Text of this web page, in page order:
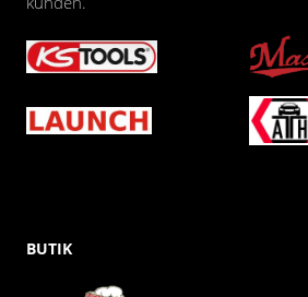
BUTIK